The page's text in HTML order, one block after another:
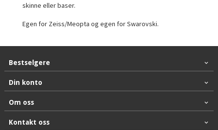
skinne eller baser.
Egen for Zeiss/Meopta og egen for Swarovski.
Bestselgere
Din konto
Om oss
Kontakt oss